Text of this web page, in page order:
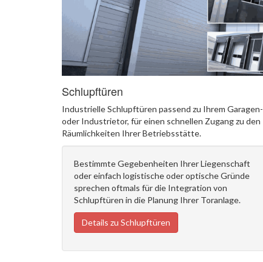
Schlupftüren
Industrielle Schlupftüren passend zu Ihrem Garagen-
oder Industrietor, für einen schnellen Zugang zu den
Räumlichkeiten Ihrer Betriebsstätte.
Bestimmte Gegebenheiten Ihrer Liegenschaft
oder einfach logistische oder optische Gründe
sprechen oftmals für die Integration von
Schlupftüren in die Planung Ihrer Toranlage.
Details zu Schlupftüren